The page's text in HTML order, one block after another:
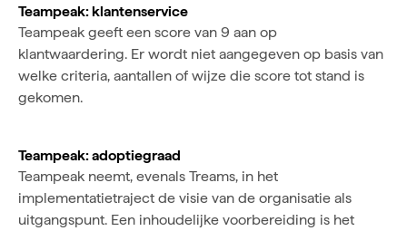
Teampeak: klantenservice
Teampeak geeft een score van 9 aan op
klantwaardering. Er wordt niet aangegeven op basis van
welke criteria, aantallen of wijze die score tot stand is
gekomen.
Teampeak: adoptiegraad
Teampeak neemt, evenals Treams, in het
implementatietraject de visie van de organisatie als
uitgangspunt. Een inhoudelijke voorbereiding is het